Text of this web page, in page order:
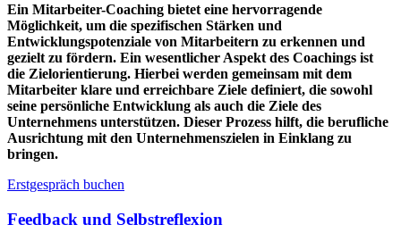
Ein Mitarbeiter-Coaching bietet eine hervorragende
Möglichkeit, um die spezifischen Stärken und
Entwicklungspotenziale von Mitarbeitern zu erkennen und
gezielt zu fördern. Ein wesentlicher Aspekt des Coachings ist
die Zielorientierung. Hierbei werden gemeinsam mit dem
Mitarbeiter klare und erreichbare Ziele definiert, die sowohl
seine persönliche Entwicklung als auch die Ziele des
Unternehmens unterstützen. Dieser Prozess hilft, die berufliche
Ausrichtung mit den Unternehmenszielen in Einklang zu
bringen.
Erstgespräch buchen
Feedback und Selbstreflexion